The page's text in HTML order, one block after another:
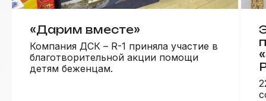
«Дарим вместе»
Компания ДСК – R-1 приняла участие в
благотворительной акции помощи
детям беженцам.